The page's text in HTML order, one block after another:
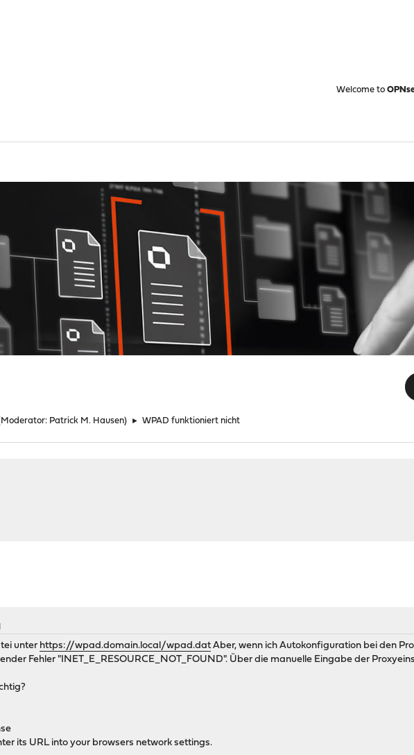
Welcome to
Patrick M. Hausen) ► WPAD funktioniert nicht
unter https://wpad.domain.local/wpad.datAber, wenn ich Autokonfiguration bei den
Fehler "INET_E_RESOURCE_NOT_FOUND". Über die manuelle Eingabe der
its URL into your browsers network settings.